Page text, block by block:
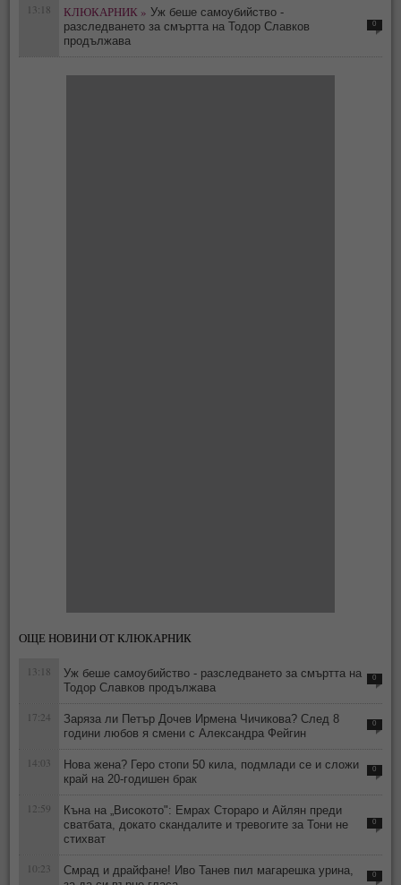
13:18 КЛЮКАРНИК » Уж беше самоубийство -
разследването за смъртта на Тодор Славков
продължава
0
ОЩЕ НОВИНИ ОТ КЛЮКАРНИК
13:18
Уж беше самоубийство - разследването за смъртта на
Тодор Славков продължава
0
17:24
Заряза ли Петър Дочев Ирмена Чичикова? След 8
години любов я смени с Александра Фейгин
0
14:03
Нова жена? Геро стопи 50 кила, подмлади се и сложи
край на 20-годишен брак
0
12:59
Къна на „Високото": Емрах Стораро и Айлян преди
сватбата, докато скандалите и тревогите за Тони не
стихват
0
10:23
Смрад и драйфане! Иво Танев пил магарешка урина,
0